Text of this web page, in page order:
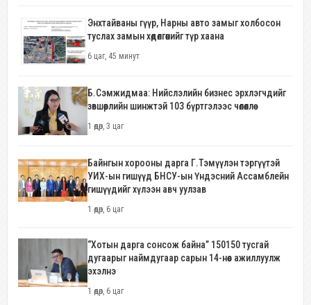
Энхтайваны гүүр, Нарны авто замыг холбосон
туслах замын хөдөлгөөнийг түр хаана
6 цаг, 45 минут
Б.Сэмжидмаа: Нийслэлийн бизнес эрхлэгчдийг
зөвшөөрлийн шинжтэй 103 бүртгэлээс чөлөөллөө
1 өдөр, 3 цаг
Байнгын хорооны дарга Г.Тэмүүлэн тэргүүтэй
УИХ-ын гишүүд БНСУ-ын Үндэсний Ассамблейн
гишүүдийг хүлээн авч уулзав
1 өдөр, 6 цаг
“Хотын дарга сонсож байна” 150150 тусгай
дугаарыг наймдугаар сарын 14-нөөс ажиллуулж
эхэлнэ
1 өдөр, 6 цаг